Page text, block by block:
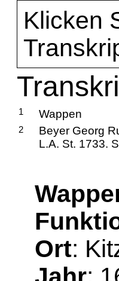
Klicken
1 Wappen
2
Beyer Georg
L.A. St. 1733.
Ort: